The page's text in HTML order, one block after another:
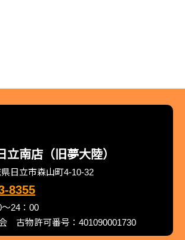
立南店（旧夢大陸）
日立市森山町4-10-32
8355
24：00
古物許可番号：401090001730